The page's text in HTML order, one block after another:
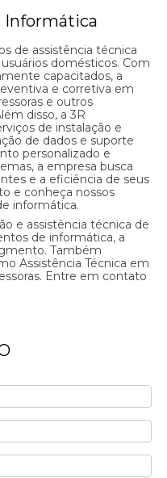
Informática
de assistência técnica
domésticos. Com
capacitados, a
e corretiva em
e outros
disso, a 3R
de instalação e
de dados e suporte
personalizado e
a empresa busca
e a eficiência de seus
e conheça nossos
informática.
e assistência técnica de
de informática, a
Também
Assistência Técnica em
Entre em contato